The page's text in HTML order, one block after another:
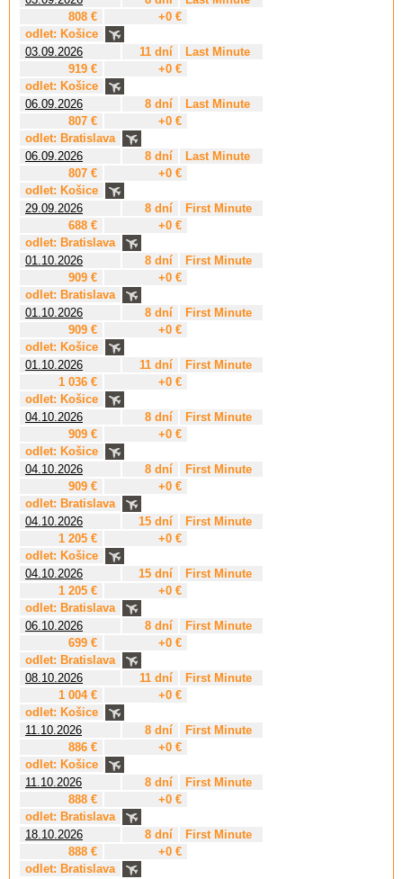
808 €
+0 €
odlet: Košice
03.09.2026
11 dní
Last Minute
919 €
+0 €
odlet: Košice
06.09.2026
8 dní
Last Minute
807 €
+0 €
odlet: Bratislava
06.09.2026
8 dní
Last Minute
807 €
+0 €
odlet: Košice
29.09.2026
8 dní
First Minute
688 €
+0 €
odlet: Bratislava
01.10.2026
8 dní
First Minute
909 €
+0 €
odlet: Bratislava
01.10.2026
8 dní
First Minute
909 €
+0 €
odlet: Košice
01.10.2026
11 dní
First Minute
1 036 €
+0 €
odlet: Košice
04.10.2026
8 dní
First Minute
909 €
+0 €
odlet: Košice
04.10.2026
8 dní
First Minute
909 €
+0 €
odlet: Bratislava
04.10.2026
15 dní
First Minute
1 205 €
+0 €
odlet: Košice
04.10.2026
15 dní
First Minute
1 205 €
+0 €
odlet: Bratislava
06.10.2026
8 dní
First Minute
699 €
+0 €
odlet: Bratislava
08.10.2026
11 dní
First Minute
1 004 €
+0 €
odlet: Košice
11.10.2026
8 dní
First Minute
886 €
+0 €
odlet: Košice
11.10.2026
8 dní
First Minute
888 €
+0 €
odlet: Bratislava
18.10.2026
8 dní
First Minute
888 €
+0 €
odlet: Bratislava